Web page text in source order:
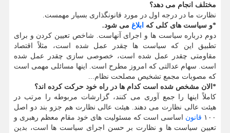
مختلف انجام می دهد؟
نظارت ما در درجه اول در مورد قانونگذاری بسیار مهمست.
*و سیاست های کلی که ابلاغ می شود.
دوم درباره سیاست ها و اجرای آنهاست. شاخص تعیین کردن و برای
تطبیق این که سیاست ها چقدر عمل شده است، مثلاً اقتصاد
مقاومتی چقدر عمل شده است، خصوصی سازی چقدر عمل شده
است. سهام عدالتی که امروز مطرح است. اینها مسائلی مهمی است
که مصوبات مجمع تشخیص مصلحت نظام...
*الان مشخص شده است کدام ها در راه خود حرکت کرده اند؟
کاملاً اینها را جمع آوری می کنند، گزارشات مربوطه را مرتب در
هیئت عالی نظارت می دهند. هیئت عالی نظارت هم جزو بند دو اصل
۱۰۰ قانون اساسی است که مسئولیت های خود مقام معظم رهبری و
تعیین سیاست ها و نظارت بر حسن اجرای سیاست ها است، بدین